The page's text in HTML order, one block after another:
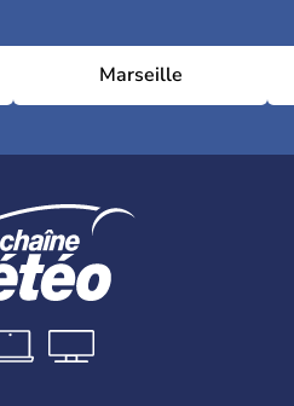
Marseille